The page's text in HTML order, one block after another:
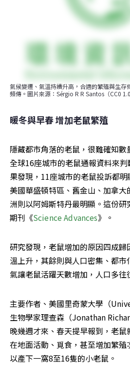
氣候變遷、氣溫持續升高，合適的繁殖與生存
頻傳。圖片來源：Sérgio R R Santos（CC0 1.0
暖冬與早春 增加老鼠繁殖
隱藏都市角落的老鼠，很難確知
全球16座城市的老鼠通報資料來
果發現，11座城市的老鼠投訴都
美國華盛頓特區、舊金山、加拿
洲則以阿姆斯特丹最明顯。這份
期刊《Science Advances》。
研究發現，老鼠增加的原因四成
溫上升，其餘則與人口密集、都
氣讓老鼠活躍天數增加，人口多往
主要作者、美國里奇蒙大學（
生物學家理查森（Jonathan
晚幾週才來、春天提早報到，老
在地面活動、覓食，甚至增加繁
以產下一窩8至16隻的小老鼠。